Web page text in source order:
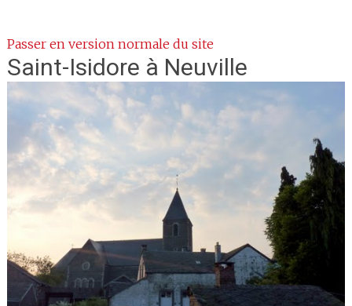
Passer en version normale du site
Saint-Isidore à Neuville